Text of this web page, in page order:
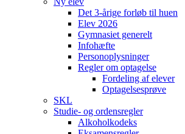
Det 3-årige forløb til huen
Elev 2026
Gymnasiet generelt
Infohæfte
Personoplysninger
Regler om optagelse
Fordeling af elever
Optagelsesprøve
SKL
Studie- og ordensregler
Alkoholkodeks